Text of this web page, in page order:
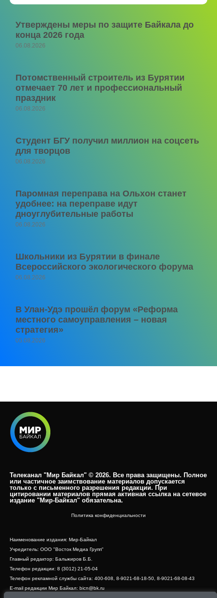
Утверждены меры по защите Байкала до
конца 2026 года
06.08.2026
Потомственный строитель из Бурятии
отмечает 70 лет и профессиональный
праздник
06.08.2026
Студент БГУ получил миллион на соцсеть
для творцов
06.08.2026
Паромная переправа на Ольхон станет
удобнее: на переправе идут
дноуглубительные работы
06.08.2026
Школьники из Бурятии в финале
Всероссийского экологического форума
06.08.2026
В Улан-Удэ прошёл форум «Реформа
местного самоуправления – новая
стратегия»
05.08.2026
Телеканал "Мир Байкал" © 2026. Все права защищены. Полное
или частичное заимствование материалов допускается
только с письменного разрешения редакции. При
цитировании материалов прямая активная ссылка на сетевое
издание "Мир-Байкал" обязательна.​
Политика конфиденциальности
Наименование издания: Мир-Байкал
Учредитель: ООО "Восток Медиа Групп"
Главный редактор: Бальжиров Б.Б.
Телефон редакции: 8 (3012) 21-05-04
Телефон рекламной службы сайта: 400-608, 8-9021-68-18-50, 8-9021-68-08-43
E-mail редакции Мир Байкал: bicn@bk.ru